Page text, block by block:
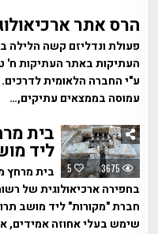
הרס אתר
פעולת ונדליזם קשה הלילה
העתיקות באתר העתיקות ח'
ע"י החברה הלאומית
עמוסה בממצאים עתיקים,…
5 3675
ליד
בחפירה ארכיאולוגית של
חברת "מקורות" ליד מושב
שימש בעלי אחוזה אמידים,